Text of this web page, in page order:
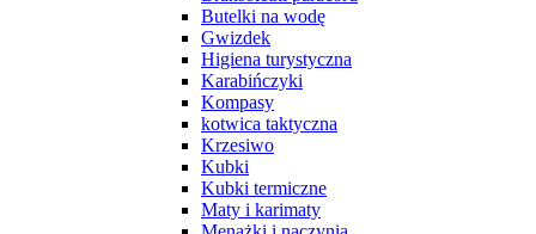
Butelki na wodę
Gwizdek
Higiena turystyczna
Karabińczyki
Kompasy
kotwica taktyczna
Krzesiwo
Kubki
Kubki termiczne
Maty i karimaty